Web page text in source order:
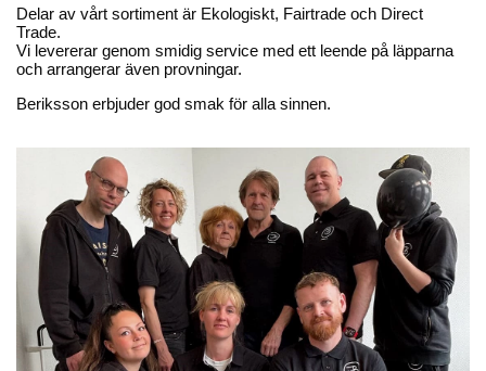
Delar av vårt sortiment är Ekologiskt, Fairtrade och Direct
Trade.
Vi levererar genom smidig service med ett leende på läpparna
och arrangerar även provningar.
Beriksson erbjuder god smak för alla sinnen.